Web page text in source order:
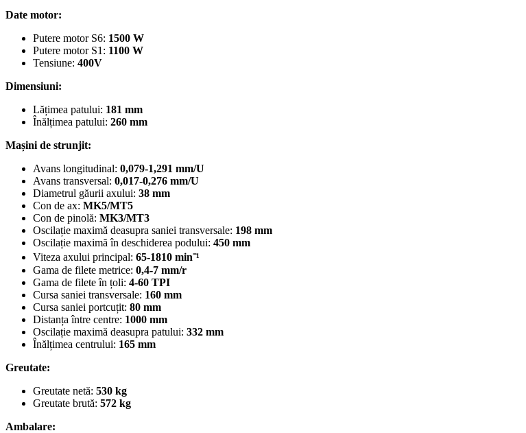
Date motor:
Putere motor S6: 1500 W
Putere motor S1: 1100 W
Tensiune: 400V
Dimensiuni:
Lățimea patului: 181 mm
Înălțimea patului: 260 mm
Mașini de strunjit:
Avans longitudinal: 0,079-1,291 mm/U
Avans transversal: 0,017-0,276 mm/U
Diametrul găurii axului: 38 mm
Con de ax: MK5/MT5
Con de pinolă: MK3/MT3
Oscilație maximă deasupra saniei transversale: 198 mm
Oscilație maximă în deschiderea podului: 450 mm
Viteza axului principal: 65-1810 min⁻¹
Gama de filete metrice: 0,4-7 mm/r
Gama de filete în țoli: 4-60 TPI
Cursa saniei transversale: 160 mm
Cursa saniei portcuțit: 80 mm
Distanța între centre: 1000 mm
Oscilație maximă deasupra patului: 332 mm
Înălțimea centrului: 165 mm
Greutate:
Greutate netă: 530 kg
Greutate brută: 572 kg
Ambalare: